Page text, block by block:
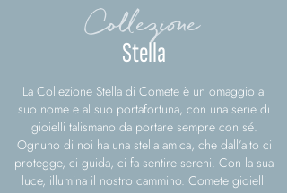
Collezione
Stella
La Collezione Stella di Comete è un omaggio al
suo nome e al suo portafortuna, con una serie di
gioielli talismano da portare sempre con sé.
Ognuno di noi ha una stella amica, che dall’alto ci
protegge, ci guida, ci fa sentire sereni. Con la sua
luce, illumina il nostro cammino. Comete gioielli